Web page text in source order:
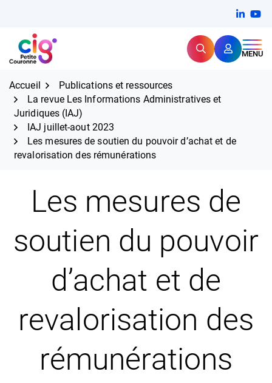
contenu
CIG Petite Couronne RechercherMENU
Expertise et proximité pour
Accueil
Publications et ressources
La revue Les Informations Administratives et
Juridiques (IAJ)
IAJ juillet-aout 2023
Les mesures de soutien du pouvoir d’achat et de
revalorisation des rémunérations
Les mesures de
soutien du pouvoir
d’achat et de
revalorisation des
rémunérations